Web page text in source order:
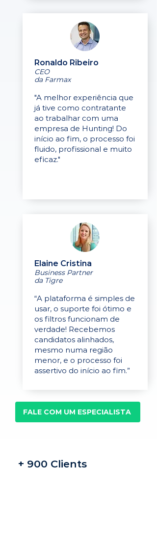
Ronaldo Ribeiro
CEO
da Farmax
"A melhor experiência que
já tive como contratante
ao trabalhar com uma
empresa de Hunting! Do
início ao fim, o processo foi
fluido, profissional e muito
eficaz."
Elaine Cristina
Business Partner
da Tigre
“A plataforma é simples de
usar, o suporte foi ótimo e
os filtros funcionam de
verdade! Recebemos
candidatos alinhados,
mesmo numa região
menor, e o processo foi
assertivo do início ao fim.”
FALE COM UM ESPECIALISTA
+ 900 Clients